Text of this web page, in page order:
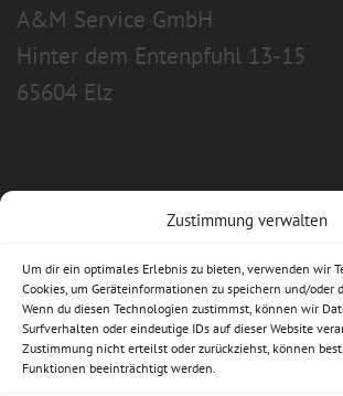
Zustimmung verwalten
Um dir ein optimales Erlebnis zu bieten, verwenden wir
Cookies, um Geräteinformationen zu speichern und/oder
Wenn du diesen Technologien zustimmst, können wir
Surfverhalten oder eindeutige IDs auf dieser Website
Zustimmung nicht erteilst oder zurückziehst, können
Funktionen beeinträchtigt werden.
A&M Service GmbH
Hinter dem Entenpfuhl 13-15
65604 Elz
Allgemeine Geschäftsbedingungen
Impressum
Datenschutzerklärung